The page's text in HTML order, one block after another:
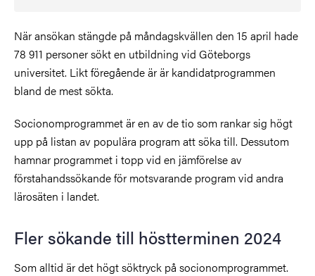
När ansökan stängde på måndagskvällen den 15 april hade
78 911 personer sökt en utbildning vid Göteborgs
universitet. Likt föregående är är kandidatprogrammen
bland de mest sökta.
Socionomprogrammet är en av de tio som rankar sig högt
upp på listan av populära program att söka till. Dessutom
hamnar programmet i topp vid en jämförelse av
förstahandssökande för motsvarande program vid andra
lärosäten i landet.
Fler sökande till höstterminen 2024
Som alltid är det högt söktryck på socionomprogrammet.